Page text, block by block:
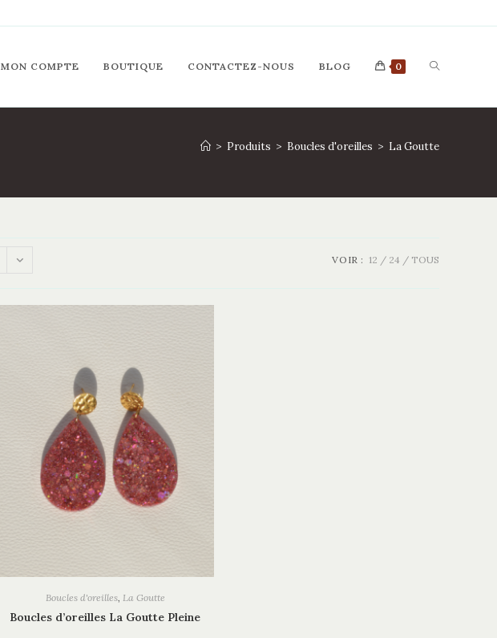
MON COMPTE BOUTIQUE CONTACTEZ-NOUS BLOG 0 TOGGLE
WEBSITE
> Produits > Boucles d'oreilles > La Goutte
VOIR : 12 24 TOUS
Boucles d'oreilles, La Goutte
Boucles d’oreilles La Goutte Pleine